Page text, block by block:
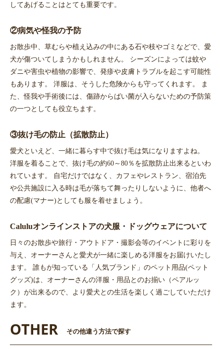
してあげることはとても重要です。
②病気や怪我の予防
お散歩中、草むらや植え込みの中にある石や枝やゴミなどで、愛
犬が傷ついてしまうかもしれません。 シーズンによっては蚊や
ダニや害虫や植物の影響で、発疹や皮膚トラブルを起こす可能性
もあります。 洋服は、そうした危険からも守ってくれます。 ま
た、怪我や手術後には、傷跡からばい菌が入らないための予防策
の一つとしても役立ちます。
③抜け毛の防止（拡散防止）
愛犬といえど、一緒に暮らす中で抜け毛は気になりますよね。
洋服を着ることで、抜け毛の約60～80％を拡散防止出来るといわ
れています。 自宅だけではなく、カフェやレストラン、宿泊先
や公共施設に入る時は毛が落ちて舞ったりしないように、他者へ
の配慮(マナー)としても服を着せましょう。
Caluluオンラインストアの犬服・ドッグウェアについて
日々のお散歩や旅行・アウトドア・撮影会等のイベントに彩りを
与え、オーナーさんと愛犬が一緒に楽しめる洋服をお届けいたし
ます。 誰もが知っている「人気ブランド」のペット用品(ペット
グッズ)は、オーナーさんの洋服・用品とのお揃い（ペアルッ
ク）が出来るので、より愛犬との生活を楽しく過ごしていただけ
ます。
OTHER その他違う方法で探す